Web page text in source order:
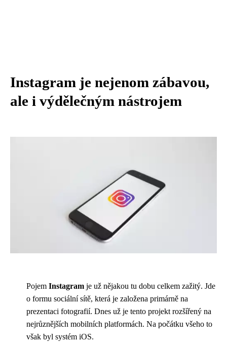
Instagram je nejenom zábavou,
ale i výdělečným nástrojem
Pojem Instagram je už nějakou tu dobu celkem zažitý. Jde
o formu sociální sítě, která je založena primárně na
prezentaci fotografií. Dnes už je tento projekt rozšířený na
nejrůznějších mobilních platformách. Na počátku všeho to
však byl systém iOS.